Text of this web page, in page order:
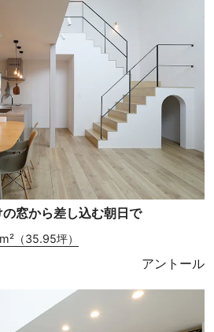
窓から差し込む朝日で
（35.95坪）
アントール